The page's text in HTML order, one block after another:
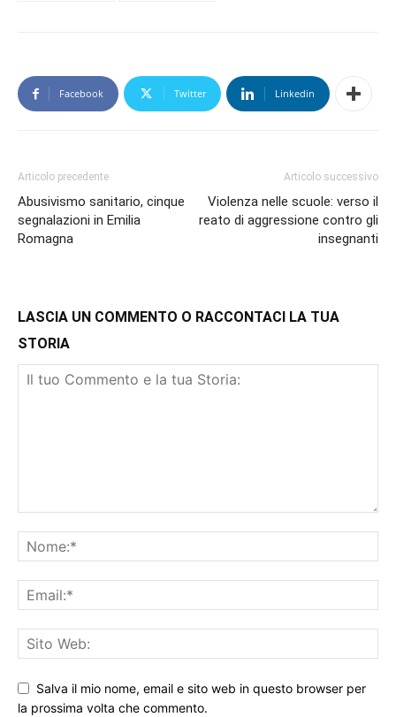
Facebook Twitter Linkedin
Articolo precedente
Abusivismo sanitario, cinque
segnalazioni in Emilia
Romagna
Articolo successivo
Violenza nelle scuole: verso il
reato di aggressione contro gli
insegnanti
LASCIA UN COMMENTO O RACCONTACI LA TUA
STORIA
Salva il mio nome, email e sito web in questo browser per
la prossima volta che commento.